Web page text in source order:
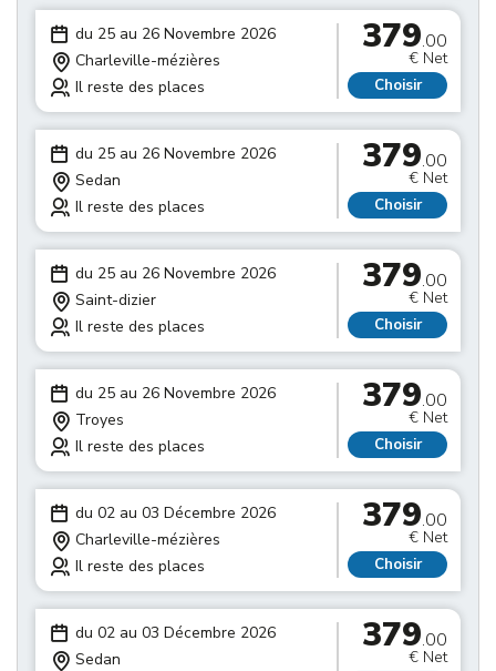
du 25 au 26 Novembre 2026
Charleville-mézières
Il reste des places
379.00
€ Net
Choisir
du 25 au 26 Novembre 2026
Sedan
Il reste des places
379.00
€ Net
Choisir
du 25 au 26 Novembre 2026
Saint-dizier
Il reste des places
379.00
€ Net
Choisir
du 25 au 26 Novembre 2026
Troyes
Il reste des places
379.00
€ Net
Choisir
du 02 au 03 Décembre 2026
Charleville-mézières
Il reste des places
379.00
€ Net
Choisir
du 02 au 03 Décembre 2026
Sedan
379.00
€ Net